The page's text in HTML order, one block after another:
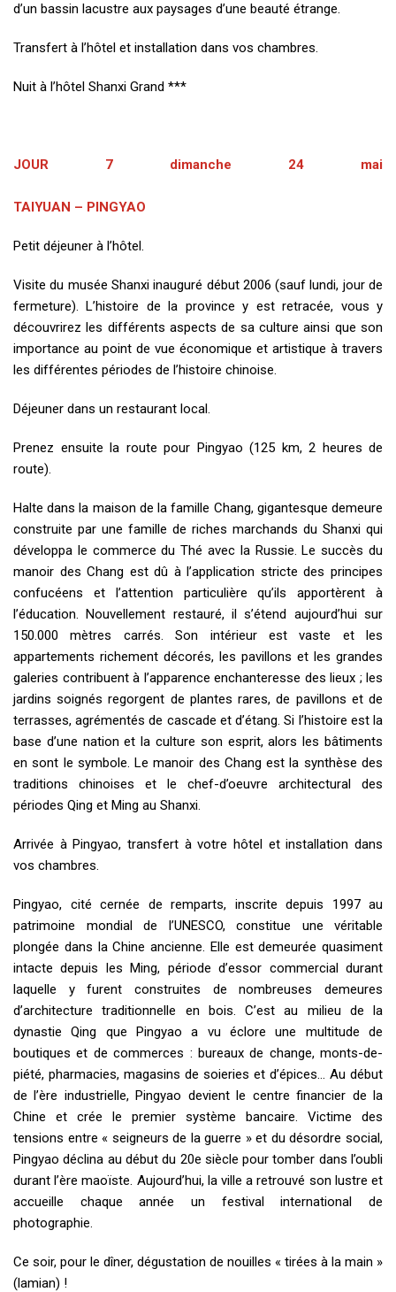
d’un bassin lacustre aux paysages d’une beauté étrange.
Transfert à l’hôtel et installation dans vos chambres.
Nuit à l’hôtel Shanxi Grand ***
JOUR 7 dimanche 24 mai
TAIYUAN – PINGYAO
Petit déjeuner à l’hôtel.
Visite du musée Shanxi inauguré début 2006 (sauf lundi, jour de
fermeture). L’histoire de la province y est retracée, vous y
découvrirez les différents aspects de sa culture ainsi que son
importance au point de vue économique et artistique à travers
les différentes périodes de l’histoire chinoise.
Déjeuner dans un restaurant local.
Prenez ensuite la route pour Pingyao (125 km, 2 heures de
route).
Halte dans la maison de la famille Chang, gigantesque demeure
construite par une famille de riches marchands du Shanxi qui
développa le commerce du Thé avec la Russie. Le succès du
manoir des Chang est dû à l’application stricte des principes
confucéens et l’attention particulière qu’ils apportèrent à
l’éducation. Nouvellement restauré, il s’étend aujourd’hui sur
150.000 mètres carrés. Son intérieur est vaste et les
appartements richement décorés, les pavillons et les grandes
galeries contribuent à l’apparence enchanteresse des lieux ; les
jardins soignés regorgent de plantes rares, de pavillons et de
terrasses, agrémentés de cascade et d’étang. Si l’histoire est la
base d’une nation et la culture son esprit, alors les bâtiments
en sont le symbole. Le manoir des Chang est la synthèse des
traditions chinoises et le chef-d’oeuvre architectural des
périodes Qing et Ming au Shanxi.
Arrivée à Pingyao, transfert à votre hôtel et installation dans
vos chambres.
Pingyao, cité cernée de remparts, inscrite depuis 1997 au
patrimoine mondial de l’UNESCO, constitue une véritable
plongée dans la Chine ancienne. Elle est demeurée quasiment
intacte depuis les Ming, période d’essor commercial durant
laquelle y furent construites de nombreuses demeures
d’architecture traditionnelle en bois. C’est au milieu de la
dynastie Qing que Pingyao a vu éclore une multitude de
boutiques et de commerces : bureaux de change, monts-de-
piété, pharmacies, magasins de soieries et d’épices… Au début
de l’ère industrielle, Pingyao devient le centre financier de la
Chine et crée le premier système bancaire. Victime des
tensions entre « seigneurs de la guerre » et du désordre social,
Pingyao déclina au début du 20e siècle pour tomber dans l’oubli
durant l’ère maoïste. Aujourd’hui, la ville a retrouvé son lustre et
accueille chaque année un festival international de
photographie.
Ce soir, pour le dîner, dégustation de nouilles « tirées à la main »
(lamian) !